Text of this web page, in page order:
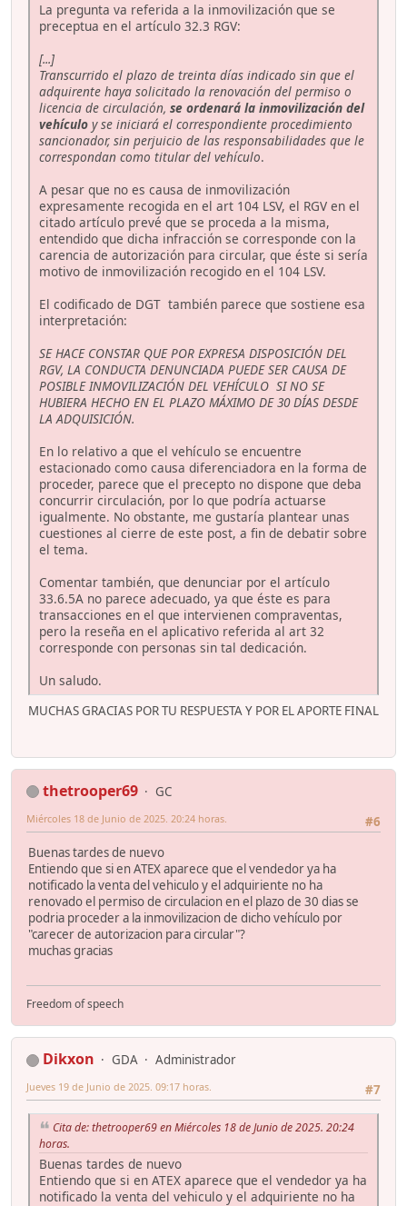
La pregunta va referida a la inmovilización que se
preceptua en el artículo 32.3 RGV:
[...]
Transcurrido el plazo de treinta días indicado sin que el
adquirente haya solicitado la renovación del permiso o
licencia de circulación, se ordenará la inmovilización del
vehículo y se iniciará el correspondiente procedimiento
sancionador, sin perjuicio de las responsabilidades que le
correspondan como titular del vehículo.
A pesar que no es causa de inmovilización
expresamente recogida en el art 104 LSV, el RGV en el
citado artículo prevé que se proceda a la misma,
entendido que dicha infracción se corresponde con la
carencia de autorización para circular, que éste si sería
motivo de inmovilización recogido en el 104 LSV.
El codificado de DGT también parece que sostiene esa
interpretación:
SE HACE CONSTAR QUE POR EXPRESA DISPOSICIÓN DEL
RGV, LA CONDUCTA DENUNCIADA PUEDE SER CAUSA DE
POSIBLE INMOVILIZACIÓN DEL VEHÍCULO SI NO SE
HUBIERA HECHO EN EL PLAZO MÁXIMO DE 30 DÍAS DESDE
LA ADQUISICIÓN.
En lo relativo a que el vehículo se encuentre
estacionado como causa diferenciadora en la forma de
proceder, parece que el precepto no dispone que deba
concurrir circulación, por lo que podría actuarse
igualmente. No obstante, me gustaría plantear unas
cuestiones al cierre de este post, a fin de debatir sobre
el tema.
Comentar también, que denunciar por el artículo
33.6.5A no parece adecuado, ya que éste es para
transacciones en el que intervienen compraventas,
pero la reseña en el aplicativo referida al art 32
corresponde con personas sin tal dedicación.
Un saludo.
MUCHAS GRACIAS POR TU RESPUESTA Y POR EL APORTE FINAL
thetrooper69
GC
#6
Miércoles 18 de Junio de 2025. 20:24 horas.
Buenas tardes de nuevo
Entiendo que si en ATEX aparece que el vendedor ya ha
notificado la venta del vehiculo y el adquiriente no ha
renovado el permiso de circulacion en el plazo de 30 dias se
podria proceder a la inmovilizacion de dicho vehículo por
"carecer de autorizacion para circular"?
muchas gracias
Freedom of speech
Dikxon GDA
Administrador
#7
Jueves 19 de Junio de 2025. 09:17 horas.
Cita de: thetrooper69 en Miércoles 18 de Junio de 2025. 20:24
horas.
Buenas tardes de nuevo
Entiendo que si en ATEX aparece que el vendedor ya ha
notificado la venta del vehiculo y el adquiriente no ha